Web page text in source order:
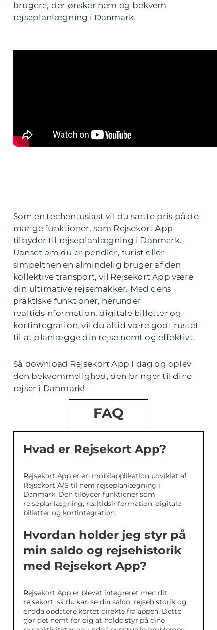
brugere, der ønsker nem og bekvem
rejseplanlægning i Danmark.
Som en techentusiast vil du sætte pris på de
mange funktioner, som Rejsekort App
tilbyder til rejseplanlægning i Danmark.
Uanset om du er pendler, turist eller
simpelthen en almindelig bruger af den
kollektive transport, vil Rejsekort App være
din ultimative rejsemakker. Med dens
praktiske funktioner, herunder
realtidsinformation, digitale billetter og
kortintegration, vil du altid være godt rustet
til at planlægge din rejse nemt og effektivt.
Så download Rejsekort App i dag og oplev
den bekvemmelighed, den bringer til dine
rejser i Danmark!
FAQ
Hvad er Rejsekort App?
Rejsekort App er en mobilapplikation udviklet af
Rejsekort A/S til nem rejseplanlægning i
Danmark. Den tilbyder funktioner som
rejseplanlægning, realtidsinformation, digitale
billetter og kortintegration.
Hvordan holder jeg styr på
min saldo og rejsehistorik
med Rejsekort App?
Rejsekort App er blevet integreret med dit
rejsekort, så du kan se din saldo, rejsehistorik og
endda opdatere kortet direkte fra appen. Dette
gør det nemt for dig at holde styr på dine